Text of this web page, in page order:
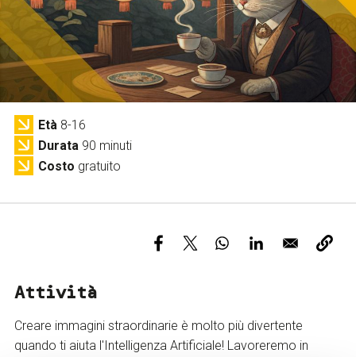
Servizi e accessibilità
Contatti
FAQ
Biglietti
Età 8-16
Durata 90 minuti
Costo gratuito
Attività
Creare immagini straordinarie è molto più divertente
quando ti aiuta l'Intelligenza Artificiale! Lavoreremo in